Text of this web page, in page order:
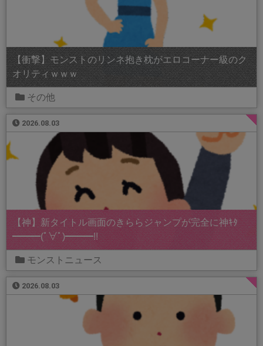
【衝撃】モンストのリンネ抱き枕がエロコーナー級のク
オリティｗｗｗ
その他
2026.08.03
【神】新タイトル画面のきららジャンプが完全に神ｷﾀ
━━━(ﾟ∀ﾟ)━━━!!
モンストニュース
2026.08.03